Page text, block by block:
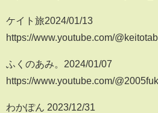
ケイト旅2024/01/13
https://www.youtube.com/
ふくのあみ。2024/01/07
https://www.youtube.com/
わかぽん 2023/12/31